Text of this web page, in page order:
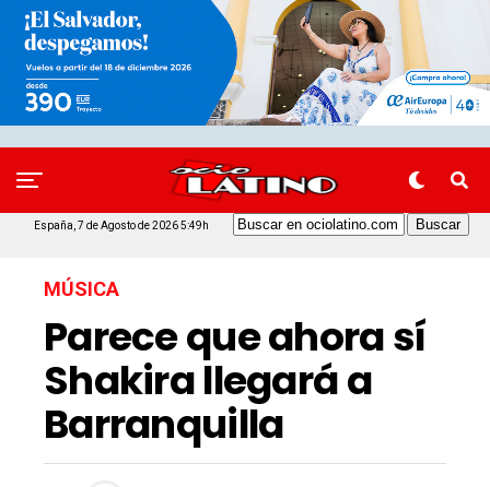
España, 7 de Agosto de 2026 5:49h
MÚSICA
Parece que ahora sí
Shakira llegará a
Barranquilla